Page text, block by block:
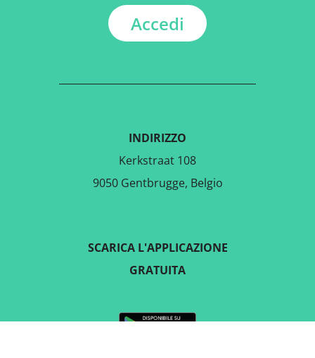
Accedi
INDIRIZZO
Kerkstraat 108
9050 Gentbrugge, Belgio
SCARICA L'APPLICAZIONE
GRATUITA